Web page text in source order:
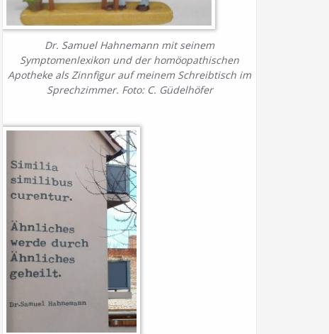
Dr. Samuel Hahnemann mit seinem
Symptomenlexikon und der homöopathischen
Apotheke als Zinnfigur auf meinem Schreibtisch im
Sprechzimmer. Foto: C. Güdelhöfer